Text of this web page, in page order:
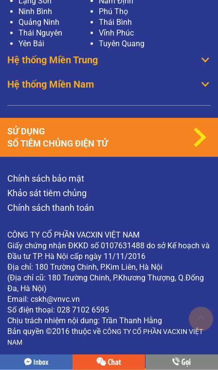
Ninh Bình
Phú Thọ
Quảng Ninh
Thái Bình
Thái Nguyên
Vĩnh Phúc
Yên Bái
Tuyên Quang
Hệ thống Miền Trung
Hệ thống Miền Nam
Chính sách bảo mật
Khảo sát tiêm chủng
Chính sách thanh toán
CÔNG TY CỔ PHẦN VACXIN VIỆT NAM
Giấy chứng nhận ĐKKD số 0107631488 do sở Kế hoạch và
Đầu tư TP. Hà Nội cấp ngày 11/11/2016
Địa chỉ: 180 Trường Chinh, P.Kim Liên, Hà Nội
(Địa chỉ cũ: 180 Trường Chinh, P.Khương Thượng, Q.Đống
Đa, Hà Nội)
Email: cskh@vnvc.vn
Số điện thoại: 028 7102 6595
Chịu trách nhiệm nội dung: Trần Thanh Hằng
Bản quyền ©2016 thuộc về CÔNG TY CỔ PHẦN VACXIN VIỆT
NAM
SỬ DỤNG
SỔ TIÊM CHỦNG ĐIỆN TỬ